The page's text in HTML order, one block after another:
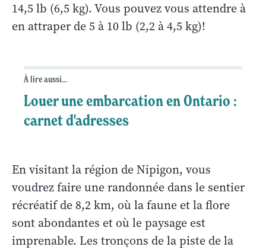
14,5 lb (6,5 kg). Vous pouvez vous attendre à
en attraper de 5 à 10 lb (2,2 à 4,5 kg)!
À lire aussi...
Louer une embarcation en Ontario :
carnet d'adresses
En visitant la région de Nipigon, vous
voudrez faire une randonnée dans le sentier
récréatif de 8,2 km, où la faune et la flore
sont abondantes et où le paysage est
imprenable. Les tronçons de la piste de la